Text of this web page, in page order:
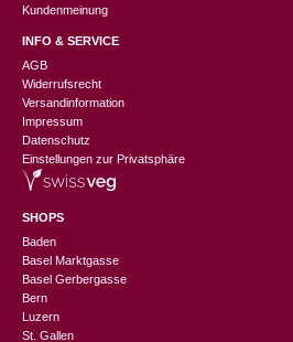
Kundenmeinung
INFO & SERVICE
AGB
Widerrufsrecht
Versandinformation
Impressum
Datenschutz
Einstellungen zur Privatsphäre
SHOPS
Baden
Basel Marktgasse
Basel Gerbergasse
Bern
Luzern
St. Gallen